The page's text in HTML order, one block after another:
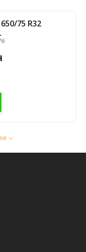
75 R32